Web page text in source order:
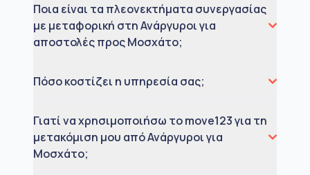
Ποια είναι τα πλεονεκτήματα συνεργασίας
με μεταφορική στη Ανάργυροι για
αποστολές προς Μοσχάτο;
Πόσο κοστίζει η υπηρεσία σας;
Γιατί να χρησιμοποιήσω το move123 για τη
μετακόμιση μου από Ανάργυροι για
Μοσχάτο;